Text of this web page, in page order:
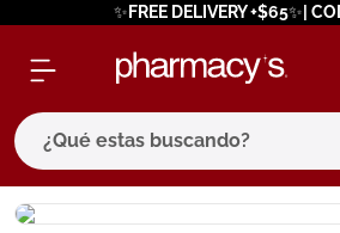
✨FREE DELIVERY +$65✨|
¿Qué estas buscando?
términos más buscados